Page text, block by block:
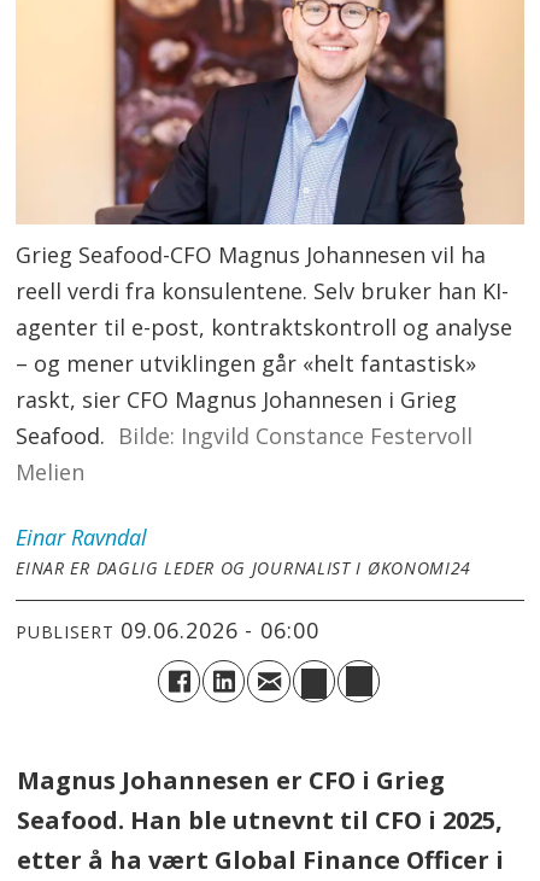
Grieg Seafood-CFO Magnus Johannesen vil ha
reell verdi fra konsulentene. Selv bruker han KI-
agenter til e-post, kontraktskontroll og analyse
– og mener utviklingen går «helt fantastisk»
raskt, sier CFO Magnus Johannesen i Grieg
Seafood.
Ingvild Constance Festervoll
Melien
Einar Ravndal
EINAR ER DAGLIG LEDER OG JOURNALIST I ØKONOMI24
PUBLISERT 09.06.2026 - 06:00
Magnus Johannesen er CFO i Grieg
Seafood. Han ble utnevnt til CFO i 2025,
etter å ha vært Global Finance Officer i